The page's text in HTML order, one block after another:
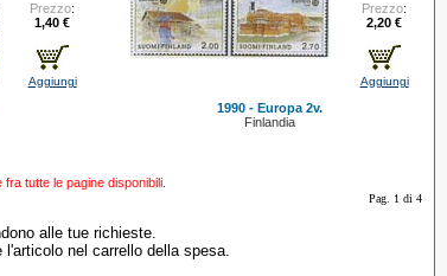
Prezzo:
1,40 €
Aggiungi
Prezzo:
2,20 €
Aggiungi
1990 - Europa 2v.
Finlandia
tutte le pagine disponibili.
Pag. 1 di 4
alle tue richieste.
l'articolo nel carrello della spesa.